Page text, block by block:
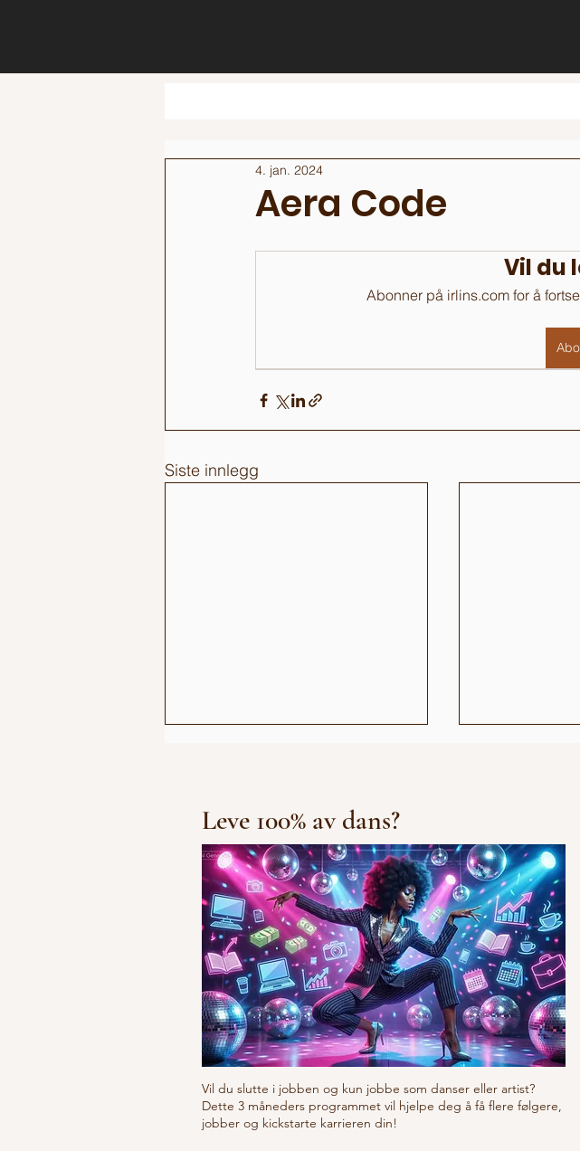
Aera Code
4. jan. 2024
Vil du
Abonner på irlins.com for å
Siste innlegg
Fresh new set choreo
10/10/10
Leve 100% av dans?
Vil du slutte i jobben og kun jobbe som danser eller artist?
Dette 3 måneders programmet vil hjelpe deg å få flere følgere,
jobber og kickstarte karrieren din!